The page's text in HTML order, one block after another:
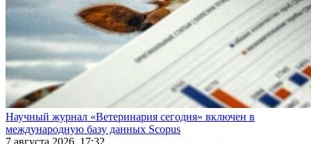
Научный журнал «Ветеринария сегодня» включен в
международную базу данных Scopus